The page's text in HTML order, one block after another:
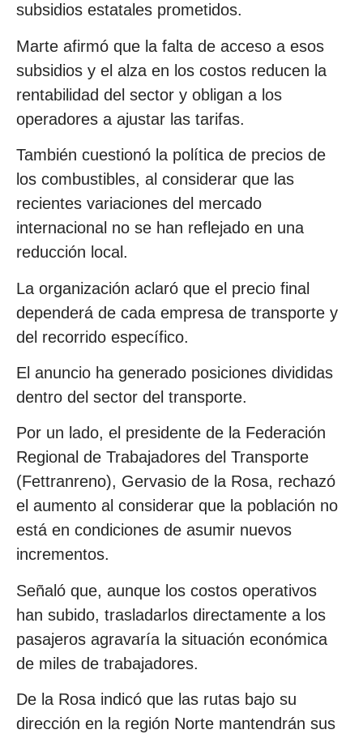
subsidios estatales prometidos.
Marte afirmó que la falta de acceso a esos
subsidios y el alza en los costos reducen la
rentabilidad del sector y obligan a los
operadores a ajustar las tarifas.
También cuestionó la política de precios de
los combustibles, al considerar que las
recientes variaciones del mercado
internacional no se han reflejado en una
reducción local.
La organización aclaró que el precio final
dependerá de cada empresa de transporte y
del recorrido específico.
El anuncio ha generado posiciones divididas
dentro del sector del transporte.
Por un lado, el presidente de la Federación
Regional de Trabajadores del Transporte
(Fettranreno), Gervasio de la Rosa, rechazó
el aumento al considerar que la población no
está en condiciones de asumir nuevos
incrementos.
Señaló que, aunque los costos operativos
han subido, trasladarlos directamente a los
pasajeros agravaría la situación económica
de miles de trabajadores.
De la Rosa indicó que las rutas bajo su
dirección en la región Norte mantendrán sus